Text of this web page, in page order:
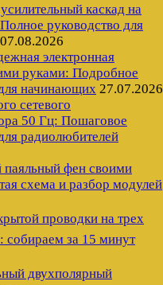
каскад на
руководство для
07.08.2026
электронная
руками: Подробное
начинающих 27.07.2026
сетевого
50 Гц: Пошаговое
радиолюбителей
фен своими
схема и разбор модулей
проводки на трех
собираем за 15 минут
двухполярный